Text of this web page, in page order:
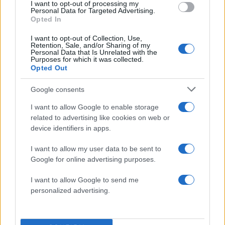
I want to opt-out of processing my
Personal Data for Targeted Advertising.
Opted In
I want to opt-out of Collection, Use,
Retention, Sale, and/or Sharing of my
Personal Data that Is Unrelated with the
Purposes for which it was collected.
Opted Out
Google consents
I want to allow Google to enable storage
related to advertising like cookies on web or
device identifiers in apps.
I want to allow my user data to be sent to
Google for online advertising purposes.
I want to allow Google to send me
personalized advertising.
Χαλάνδρι, παρουσία Τσίπρα (Πηγή φωτογραφίας: ΓΙΑΝΝΗΣ
ΠΑΝΑΓΟΠΟΥΛΟΣ / EUROKINISSI)
Χαλάνδρι, παρουσία Τσίπρα (Πηγή φωτογραφίας: ΓΙΑΝΝΗΣ